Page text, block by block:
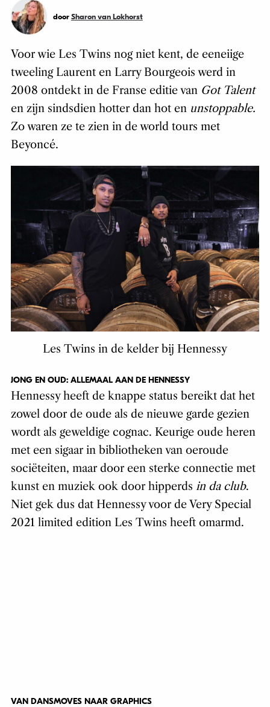
door Sharon van Lokhorst
Voor wie Les Twins nog niet kent, de eeneiige
tweeling Laurent en Larry Bourgeois werd in
2008 ontdekt in de Franse editie van Got Talent
en zijn sindsdien hotter dan hot en unstoppable.
Zo waren ze te zien in de world tours met
Beyoncé.
Les Twins in de kelder bij Hennessy
JONG EN OUD: ALLEMAAL AAN DE HENNESSY
Hennessy heeft de knappe status bereikt dat het
zowel door de oude als de nieuwe garde gezien
wordt als geweldige cognac. Keurige oude heren
met een sigaar in bibliotheken van oeroude
sociëteiten, maar door een sterke connectie met
kunst en muziek ook door hipperds in da club.
Niet gek dus dat Hennessy voor de Very Special
2021 limited edition Les Twins heeft omarmd.
VAN DANSMOVES NAAR GRAPHICS